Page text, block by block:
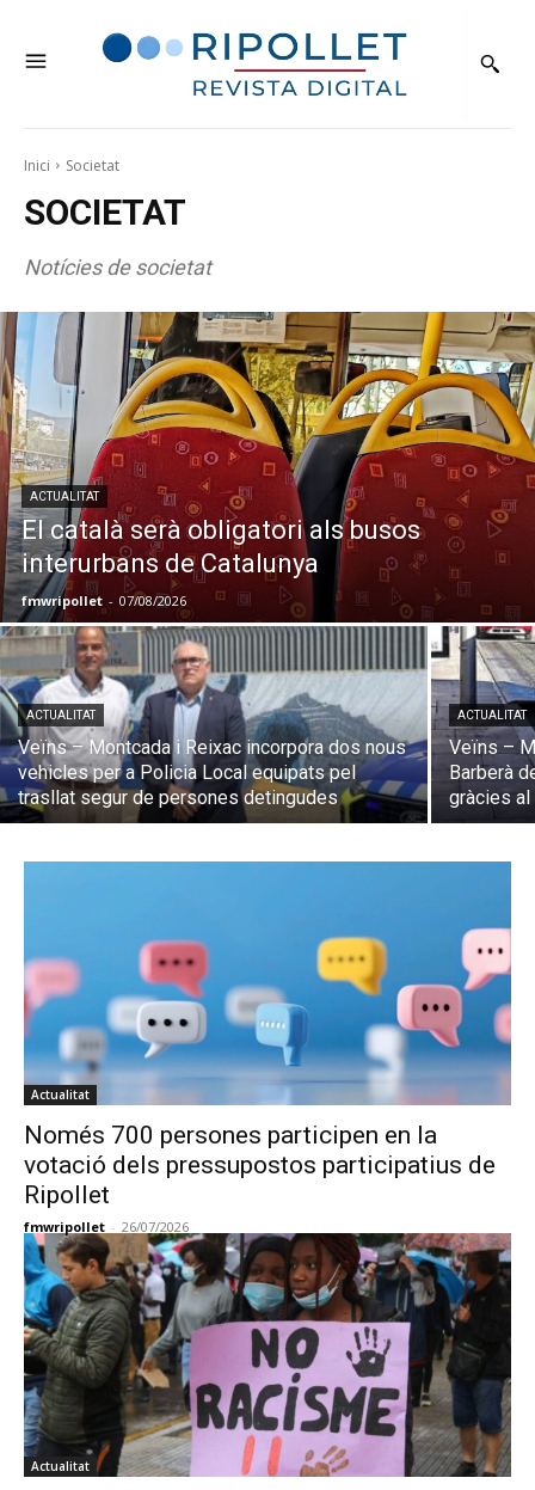
Inici Societat
SOCIETAT
Notícies de societat
ACTUALITAT
El català serà obligatori als busos
interurbans de Catalunya
fmwripollet - 07/08/2026
ACTUALITAT
Veïns – Montcada i Reixac incorpora dos nous
vehicles per a Policia Local equipats pel
trasllat segur de persones detingudes
ACTUALITAT
Veïns –
Barberà
gràcies al
Actualitat
Només 700 persones participen en la
votació dels pressupostos participatius de
Ripollet
fmwripollet - 26/07/2026
Actualitat